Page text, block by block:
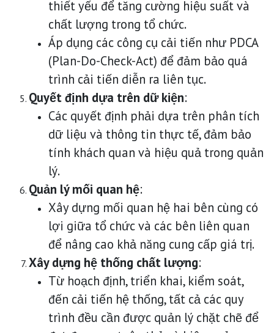
thiết yếu để tăng cường hiệu suất và
chất lượng trong tổ chức.
Áp dụng các công cụ cải tiến như PDCA
(Plan-Do-Check-Act) để đảm bảo quá
trình cải tiến diễn ra liên tục.
Quyết định dựa trên dữ kiện:
Các quyết định phải dựa trên phân tích
dữ liệu và thông tin thực tế, đảm bảo
tính khách quan và hiệu quả trong quản
lý.
Quản lý mối quan hệ:
Xây dựng mối quan hệ hai bên cùng có
lợi giữa tổ chức và các bên liên quan
để nâng cao khả năng cung cấp giá trị.
Xây dựng hệ thống chất lượng:
Từ hoạch định, triển khai, kiểm soát,
đến cải tiến hệ thống, tất cả các quy
trình đều cần được quản lý chặt chẽ để